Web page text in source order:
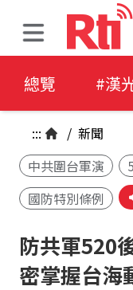
總覽 #漢
::: / 新聞
中共圍台軍演
國防特別條例
防共軍520
密掌握台海